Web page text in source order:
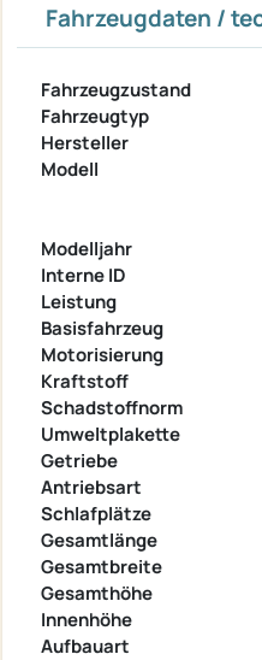
Fahrzeugdaten /
Fahrzeugzustand
Fahrzeugtyp
Hersteller
Modell
Modelljahr
Interne ID
Leistung
Basisfahrzeug
Motorisierung
Kraftstoff
Schadstoffnorm
Umweltplakette
Getriebe
Antriebsart
Schlafplätze
Gesamtlänge
Gesamtbreite
Gesamthöhe
Innenhöhe
Aufbauart